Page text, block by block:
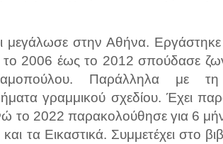
μεγάλωσε στην Αθήνα. Εργάστηκε
το 2006 έως το 2012 σπούδασε
Παράλληλα με τη
γραμμικού σχεδίου. Έχει
το 2022 παρακολούθησε για 6
τα Εικαστικά. Συμμετέχει στο